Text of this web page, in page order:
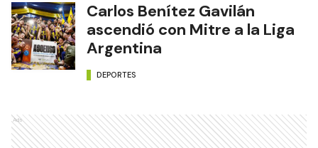
Carlos Benítez Gavilán
ascendió con Mitre a la Liga
Argentina
DEPORTES
Ads